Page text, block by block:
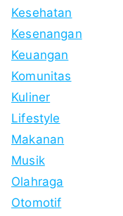
Kesehatan
Kesenangan
Keuangan
Komunitas
Kuliner
Lifestyle
Makanan
Musik
Olahraga
Otomotif